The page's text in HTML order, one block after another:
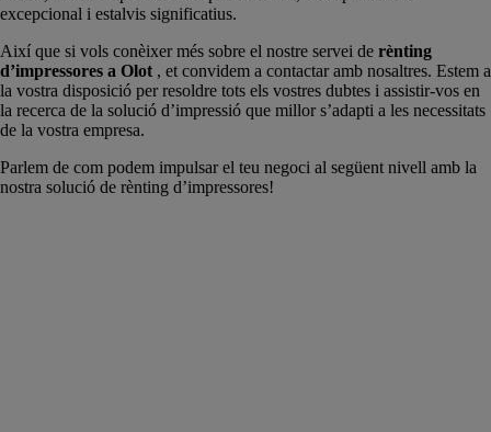
excepcional i estalvis significatius.
Així que si vols conèixer més sobre el nostre servei de rènting
d’impressores a Olot , et convidem a contactar amb nosaltres. Estem a
la vostra disposició per resoldre tots els vostres dubtes i assistir-vos en
la recerca de la solució d’impressió que millor s’adapti a les necessitats
de la vostra empresa.
Parlem de com podem impulsar el teu negoci al següent nivell amb la
nostra solució de rènting d’impressores!